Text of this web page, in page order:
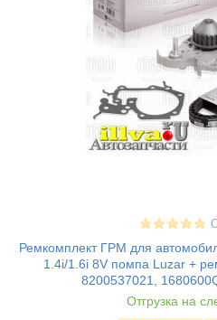
Ремкомплект ГРМ для
1.4i/1.6i 8V помпа Luzar +
8200537021,
Отгрузка на